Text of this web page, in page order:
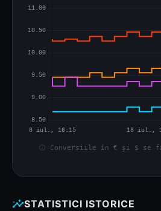
info
Conversiile în € și $ se
insightsSTATISTICI ISTORICE